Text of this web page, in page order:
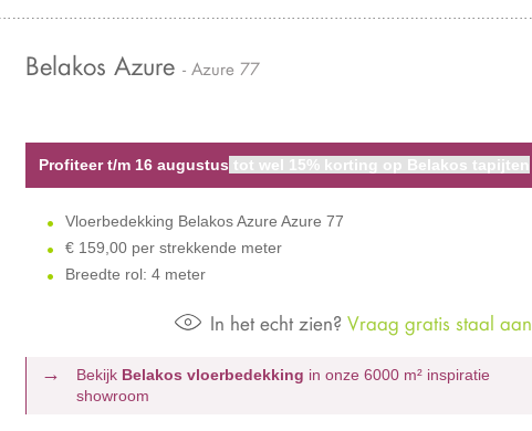
Belakos Azure - Azure 77
Profiteer t/m 16 augustus tot wel 15% korting op Belakos tapijten
Vloerbedekking Belakos Azure Azure 77
€ 159,00 per strekkende meter
Breedte rol: 4 meter
In het echt zien? Vraag gratis staal aan
Bekijk Belakos vloerbedekking in onze 6000 m² inspiratie
showroom